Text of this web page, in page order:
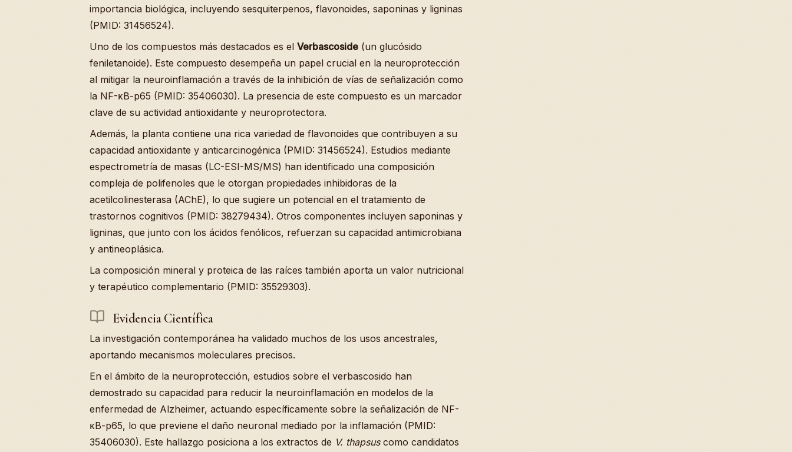
importancia biológica, incluyendo sesquiterpenos, flavonoides, saponinas y ligninas
(PMID: 31456524).
Uno de los compuestos más destacados es el Verbascoside (un glucósido
feniletanoide). Este compuesto desempeña un papel crucial en la neuroprotección
al mitigar la neuroinflamación a través de la inhibición de vías de señalización como
la NF-κB-p65 (PMID: 35406030). La presencia de este compuesto es un marcador
clave de su actividad antioxidante y neuroprotectora.
Además, la planta contiene una rica variedad de flavonoides que contribuyen a su
capacidad antioxidante y anticarcinogénica (PMID: 31456524). Estudios mediante
espectrometría de masas (LC-ESI-MS/MS) han identificado una composición
compleja de polifenoles que le otorgan propiedades inhibidoras de la
acetilcolinesterasa (AChE), lo que sugiere un potencial en el tratamiento de
trastornos cognitivos (PMID: 38279434). Otros componentes incluyen saponinas y
ligninas, que junto con los ácidos fenólicos, refuerzan su capacidad antimicrobiana
y antineoplásica.
La composición mineral y proteica de las raíces también aporta un valor nutricional
y terapéutico complementario (PMID: 35529303).
Evidencia Científica
La investigación contemporánea ha validado muchos de los usos ancestrales,
aportando mecanismos moleculares precisos.
En el ámbito de la neuroprotección, estudios sobre el verbascosido han
demostrado su capacidad para reducir la neuroinflamación en modelos de la
enfermedad de Alzheimer, actuando específicamente sobre la señalización de NF-
κB-p65, lo que previene el daño neuronal mediado por la inflamación (PMID:
35406030). Este hallazgo posiciona a los extractos de V. thapsuscomo candidatos